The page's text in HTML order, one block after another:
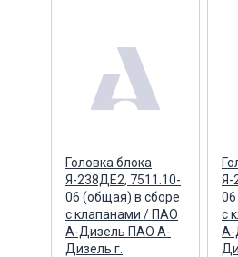
Головка блока
Я-238ДЕ2, 7511.10-
06 (общая) в сборе
с клапанами / ПАО
А-Дизель ПАО А-
Дизель г.
Я-
с
А-